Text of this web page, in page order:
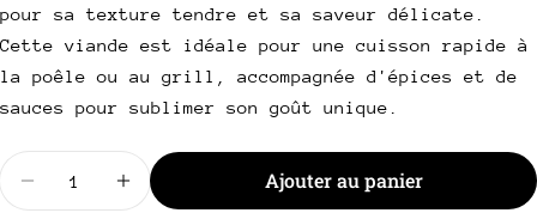
pour sa texture tendre et sa saveur délicate.
Cette viande est idéale pour une cuisson rapide à
la poêle ou au grill, accompagnée d'épices et de
sauces pour sublimer son goût unique.
Diminuer la quantité pour Onglet de boeuf nettoyé
Augmenter la quantité pour Onglet de
Ajouter au panier
Partager
Copie
PartagerPartager
sur
Épingler
sur
téléphone
Votre
message
Les champs marqués * sont obligatoires.